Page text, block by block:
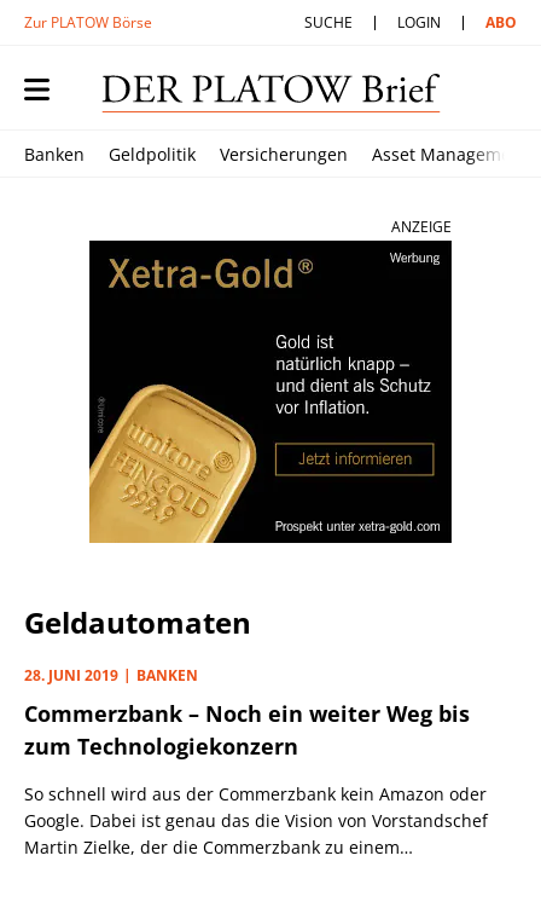
Zur PLATOW Börse SUCHE LOGIN ABO
Banken Geldpolitik Versicherungen Asset Management
ANZEIGE
Geldautomaten
28. JUNI 2019 BANKEN
Commerzbank – Noch ein weiter Weg bis
zum Technologiekonzern
So schnell wird aus der Commerzbank kein Amazon oder
Google. Dabei ist genau das die Vision von Vorstandschef
Martin Zielke, der die Commerzbank zu einem